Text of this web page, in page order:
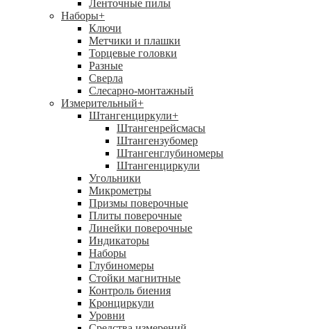
Ленточные пилы
Наборы+
Ключи
Метчики и плашки
Торцевые головки
Разные
Сверла
Слесарно-монтажный
Измерительный+
Штангенциркули+
Штангенрейсмасы
Штангензубомер
Штангенглубиномеры
Штангенциркули
Угольники
Микрометры
Призмы поверочные
Плиты поверочные
Линейки поверочные
Индикаторы
Наборы
Глубиномеры
Стойки магнитные
Контроль биения
Кронциркули
Уровни